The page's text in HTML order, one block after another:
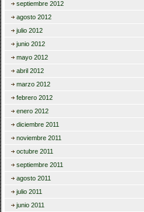
septiembre 2012
agosto 2012
julio 2012
junio 2012
mayo 2012
abril 2012
marzo 2012
febrero 2012
enero 2012
diciembre 2011
noviembre 2011
octubre 2011
septiembre 2011
agosto 2011
julio 2011
junio 2011